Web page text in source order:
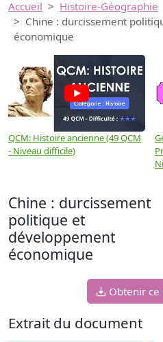
Accueil
Histoire-Géographie
Chine : durcissement
économique
QCM: Histoire ancienne (49 QCM
- Niveau difficile)
Chine : durcissement
politique et
développement
économique
Obtenir
Extrait du document